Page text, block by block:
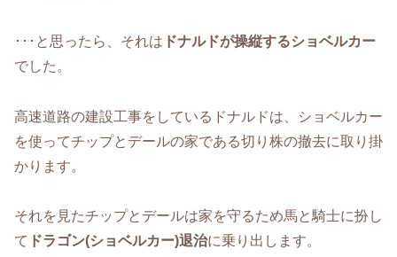
･･･と思ったら、それは ドナルドが操縦するショベルカー
でした。
高速道路の建設工事をしているドナルドは、ショベルカー
を使ってチップとデールの家である切り株の撤去に取り掛
かります。
それを見たチップとデールは家を守るため馬と騎士に扮し
て ドラゴン(ショベルカー)退治に乗り出します。